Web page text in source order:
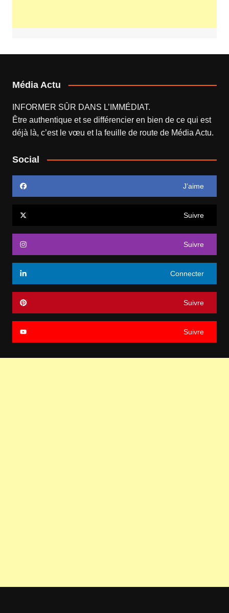
Média Actu
INFORMER SÛR DANS L’IMMÉDIAT.
Être authentique et se différencier en bien de ce qui est
déjà là, c’est le vœu et la feuille de route de Média Actu.
Social
J’aime
Suivre
Suivre
Connecter
Suivre
Suivre